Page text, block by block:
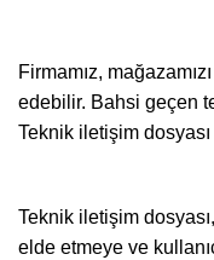
Firmamız,
edebilir. Bahsi geçen
Teknik iletişim dosyası
Teknik iletişim
elde etmeye ve